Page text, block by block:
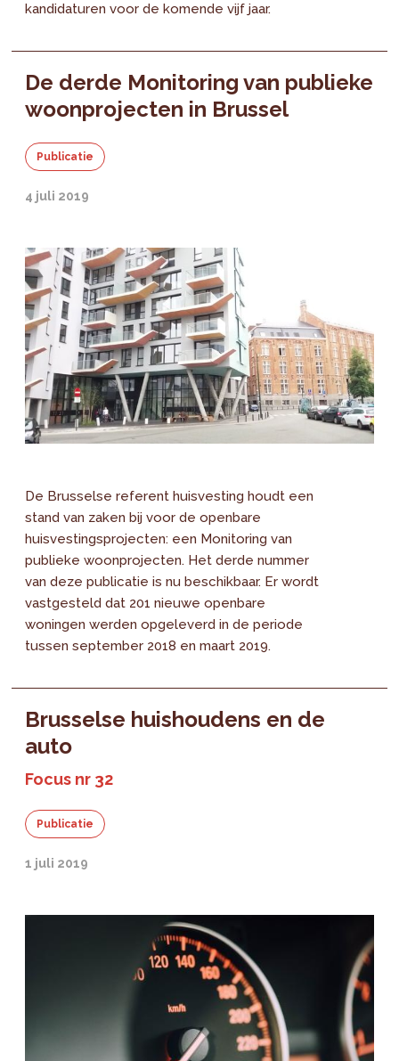
kandidaturen voor de komende vijf jaar.
De derde Monitoring van publieke
woonprojecten in Brussel
Publicatie
4 juli 2019
De Brusselse referent huisvesting houdt een
stand van zaken bij voor de openbare
huisvestingsprojecten: een Monitoring van
publieke woonprojecten. Het derde nummer
van deze publicatie is nu beschikbaar. Er wordt
vastgesteld dat 201 nieuwe openbare
woningen werden opgeleverd in de periode
tussen september 2018 en maart 2019.
Brusselse huishoudens en de
auto
Focus nr 32
Publicatie
1 juli 2019